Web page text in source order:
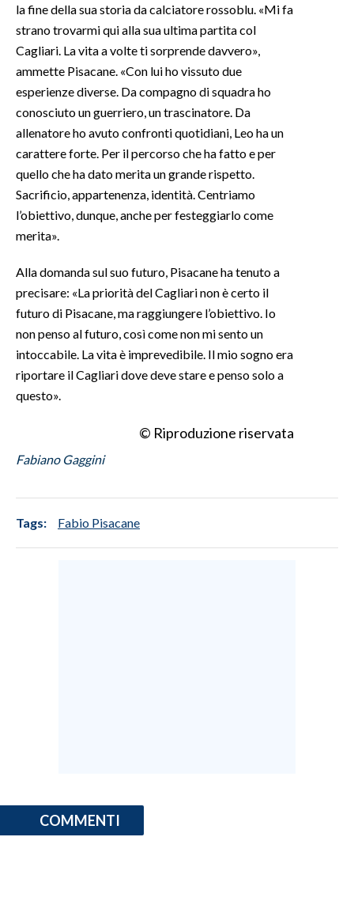
SPIAGGE
STORE
la fine della sua storia da calciatore rossoblu. «Mi fa
strano trovarmi qui alla sua ultima partita col
Cagliari. La vita a volte ti sorprende davvero»,
ammette Pisacane. «Con lui ho vissuto due
esperienze diverse. Da compagno di squadra ho
conosciuto un guerriero, un trascinatore. Da
allenatore ho avuto confronti quotidiani, Leo ha un
carattere forte. Per il percorso che ha fatto e per
quello che ha dato merita un grande rispetto.
Sacrificio, appartenenza, identità. Centriamo
l’obiettivo, dunque, anche per festeggiarlo come
merita».
Alla domanda sul suo futuro, Pisacane ha tenuto a
precisare: «La priorità del Cagliari non è certo il
futuro di Pisacane, ma raggiungere l’obiettivo. Io
non penso al futuro, così come non mi sento un
intoccabile. La vita è imprevedibile. Il mio sogno era
riportare il Cagliari dove deve stare e penso solo a
questo».
© Riproduzione riservata
Fabiano Gaggini
Tags: Fabio Pisacane
COMMENTI